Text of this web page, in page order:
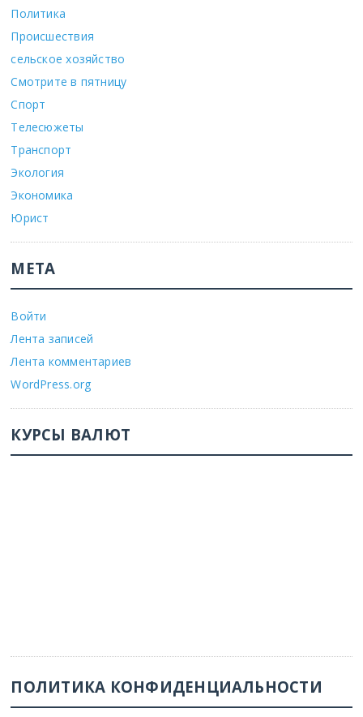
Политика
Происшествия
сельское хозяйство
Смотрите в пятницу
Спорт
Телесюжеты
Транспорт
Экология
Экономика
Юрист
МЕТА
Войти
Лента записей
Лента комментариев
WordPress.org
КУРСЫ ВАЛЮТ
ПОЛИТИКА КОНФИДЕНЦИАЛЬНОСТИ